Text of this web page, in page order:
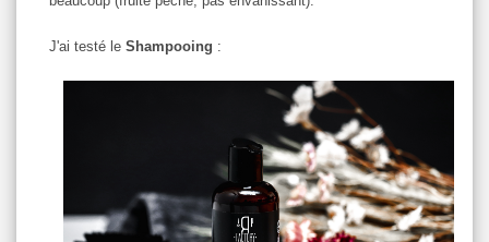
J'ai testé le Shampooing :